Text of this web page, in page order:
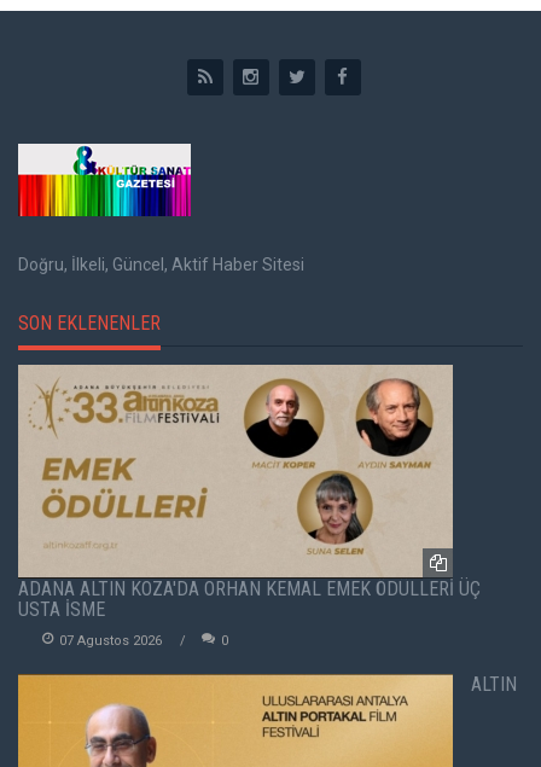
Doğru, İlkeli, Güncel, Aktif Haber Sitesi
SON EKLENENLER
ADANA ALTIN KOZA'DA ORHAN KEMAL EMEK ÖDÜLLERİ ÜÇ
USTA İSME
07 Agustos 2026 0
ALTIN